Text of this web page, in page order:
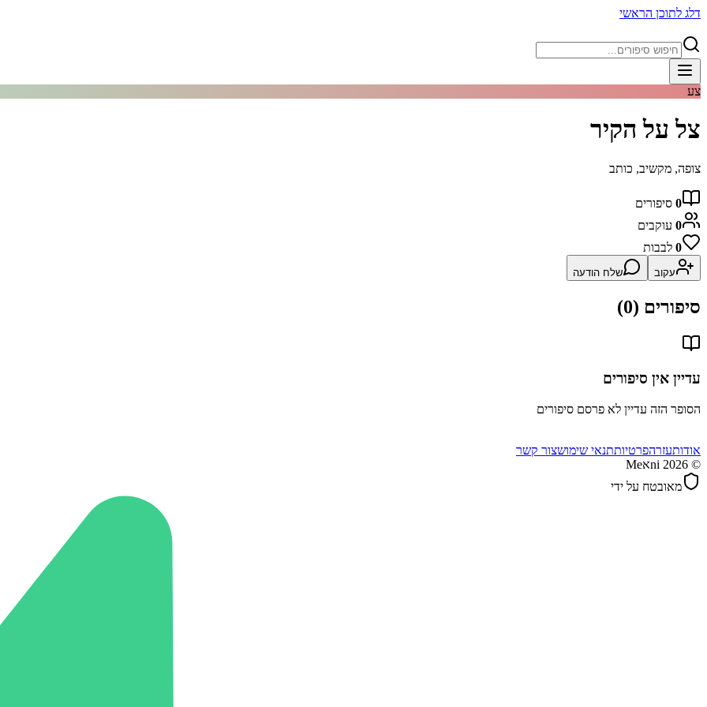
דלג לתוכן הראשי
צע
צל על הקיר
צופה, מקשיב, כותב
0 סיפורים
0 עוקבים
0 לבבות
עקוב שלח הודעה
סיפורים (0
)
עדיין אין סיפורים
הסופר הזה עדיין לא פרסם סיפורים
אודותעזרהפרטיותתנאי שימושצור קשר
©
2026 Meאni
מאובטח על ידי